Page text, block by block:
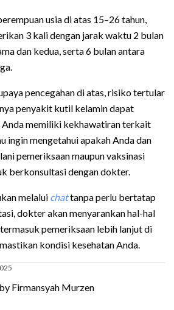
usia di atas 15–26 tahun,
3 kali dengan jarak waktu 2 bulan
dan kedua, serta 6 bulan antara
pencegahan di atas, risiko tertular
penyakit kutil kelamin dapat
Anda memiliki kekhawatiran terkait
ingin mengetahui apakah Anda dan
pemeriksaan maupun vaksinasi
berkonsultasi dengan dokter.
melalui chattanpa perlu bertatap
dokter akan menyarankan hal-hal
pemeriksaan lebih lanjut di
kondisi kesehatan Anda.